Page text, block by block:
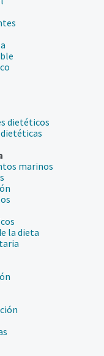
dietéticos
marinos
la dieta